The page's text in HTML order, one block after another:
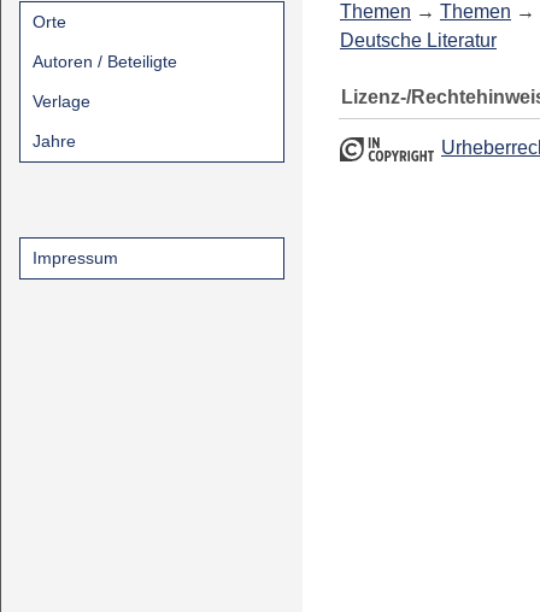
Orte
Autoren / Beteiligte
Verlage
Jahre
Impressum
Themen → Themen →
Deutsche Literatur
Lizenz-/